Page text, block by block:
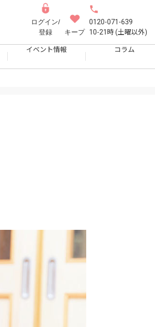
ログイン/
登録
キープ
0120-071-639
10-21時 (土曜以外)
イベント情報 コラム